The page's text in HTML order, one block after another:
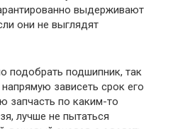
выдерживают
они не выглядят
подобрать подшипник, так
зависеть срок его
запчасть по каким-то
лучше не пытаться